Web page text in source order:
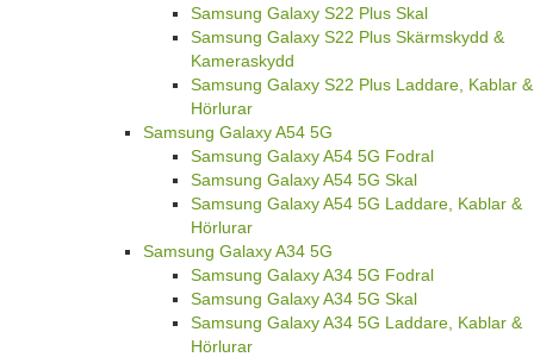
Samsung Galaxy S22 Plus Skal
Samsung Galaxy S22 Plus Skärmskydd &
Kameraskydd
Samsung Galaxy S22 Plus Laddare, Kablar &
Hörlurar
Samsung Galaxy A54 5G
Samsung Galaxy A54 5G Fodral
Samsung Galaxy A54 5G Skal
Samsung Galaxy A54 5G Laddare, Kablar &
Hörlurar
Samsung Galaxy A34 5G
Samsung Galaxy A34 5G Fodral
Samsung Galaxy A34 5G Skal
Samsung Galaxy A34 5G Laddare, Kablar &
Hörlurar